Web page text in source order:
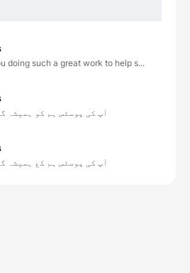
doing such a great work to help s...
آپ کی پوسٹس ہم کو ہمیشہ
آپ کی پوسٹس ہم کع ہمیشہ